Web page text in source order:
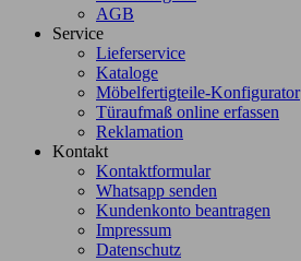
AGB
Service
Lieferservice
Kataloge
Möbelfertigteile-Konfigurator
Türaufmaß online erfassen
Reklamation
Kontakt
Kontaktformular
Whatsapp senden
Kundenkonto beantragen
Impressum
Datenschutz